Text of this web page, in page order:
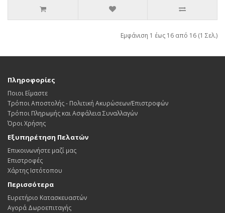
Εμφάνιση 1 έως 16 από 16 (1 Σελ.)
Πληροφορίες
Ποιοι Είμαστε
Τρόποι Αποστολής - Πολιτική Ακυρώσεων/Επιστροφών
Τρόποι Πληρωμής και Ασφάλεια Συναλλαγών
Όροι Χρήσης
Εξυπηρέτηση Πελατών
Επικοινωνήστε μαζί μας
Επιστροφές
Χάρτης Ιστότοπου
Περισσότερα
Ευρετήριο Κατασκευαστών
Αγορά Δωροεπιταγής